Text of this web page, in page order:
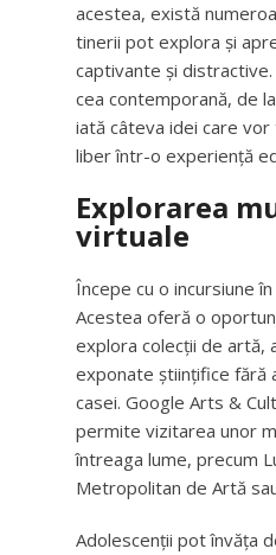
acestea, există
tinerii pot explora și
captivante și distractive.
cea contemporană, de
iată câteva idei care
liber într-o experiență
Explorarea
virtuale
Începe cu o incursiune
Acestea oferă o
explora colecții de artă,
exponate științifice fără
casei. Google Arts &
permite vizitarea unor
întreaga lume, precum
Metropolitan de Artă
Adolescenții pot învăța